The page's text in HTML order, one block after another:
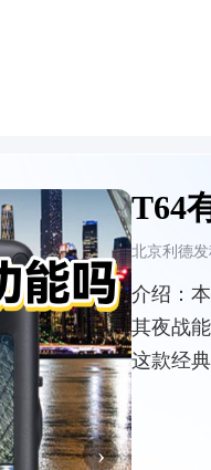
›
T64
北京利德发
介绍：
其夜战
这款经